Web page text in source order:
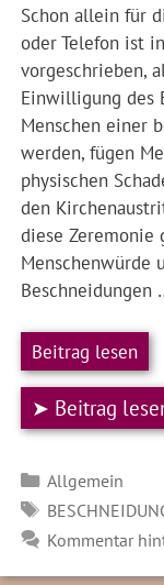
Schon allein für
oder Telefon ist
vorgeschrieben,
Einwilligung des
Menschen einer
werden, fügen
physischen
den
diese
Menschenwürde
Beschneidungen
Beitrag lesen
➤ Beitrag
Kategorien
Allgemein
Kommentar